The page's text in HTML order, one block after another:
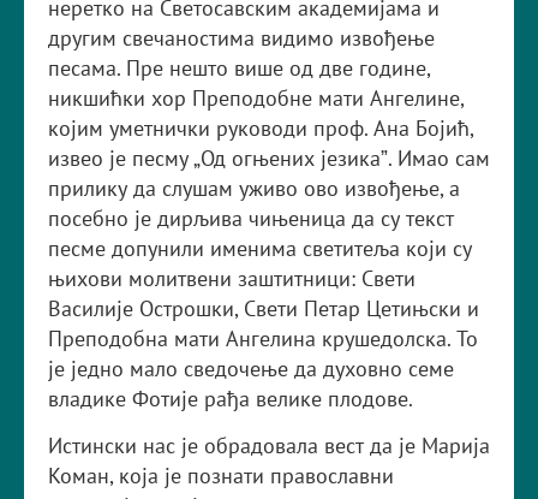
неретко на Светосавским академијама и
другим свечаностима видимо извођење
песама. Пре нешто више од две године,
никшићки хор Преподобне мати Ангелине,
којим уметнички руководи проф. Ана Бојић,
извео је песму „Од огњених језикаˮ. Имао сам
прилику да слушам уживо ово извођење, а
посебно је дирљива чињеница да су текст
песме допунили именима светитеља који су
њихови молитвени заштитници: Свети
Василије Острошки, Свети Петар Цетињски и
Преподобна мати Ангелина крушедолска. То
је једно мало сведочење да духовно семе
владике Фотије рађа велике плодове.
Истински нас је обрадовала вест да је Марија
Коман, која је познати православни